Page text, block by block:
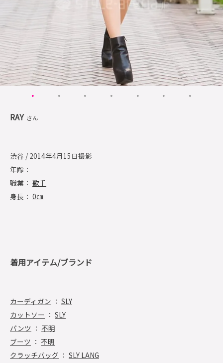
RAY さん
渋谷 / 2014年4月15日撮影
年齢：
職業： 歌手
身長： 0㎝
着用アイテム/ブランド
カーディガン ： SLY
カットソー ： SLY
パンツ ： 不明
ブーツ ： 不明
クラッチバッグ ： SLY LANG